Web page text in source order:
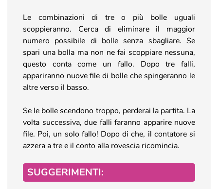
Le combinazioni di tre o più bolle uguali
scoppieranno. Cerca di eliminare il maggior
numero possibile di bolle senza sbagliare. Se
spari una bolla ma non ne fai scoppiare nessuna,
questo conta come un fallo. Dopo tre falli,
appariranno nuove file di bolle che spingeranno le
altre verso il basso.
Se le bolle scendono troppo, perderai la partita. La
volta successiva, due falli faranno apparire nuove
file. Poi, un solo fallo! Dopo di che, il contatore si
azzera a tre e il conto alla rovescia ricomincia.
SUGGERIMENTI: